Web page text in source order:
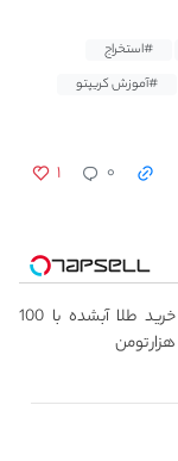
#استخراج
#آموزش کریپتو
۱ ۰
خرید طلا آبشده با 100
هزار تومن